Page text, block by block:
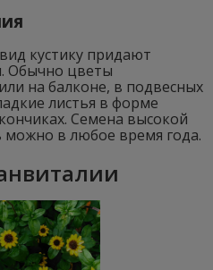
кустику придают
Обычно цветы
на балконе, в подвесных
листья в форме
Семена высокой
можно в любое время года.